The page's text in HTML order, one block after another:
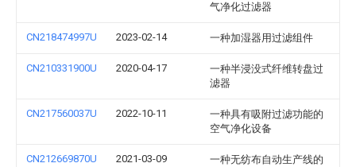
气净化过滤器
CN218474997U 2023-02-14 一种加湿器用过滤组件
CN210331900U 2020-04-17
一种半浸没式纤维转盘过
滤器
CN217560037U 2022-10-11
一种具有吸附过滤功能的
空气净化设备
CN212669870U 2021-03-09
一种无纺布自动生产线的